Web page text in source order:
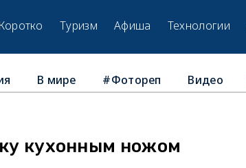
Туризм Афиша Технологии
В мире #Фотореп Видео
кухонным ножом